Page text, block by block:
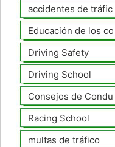
accidentes de tráfico
Educación de los
Driving Safety
Driving School
Consejos de
Racing School
multas de tráfico